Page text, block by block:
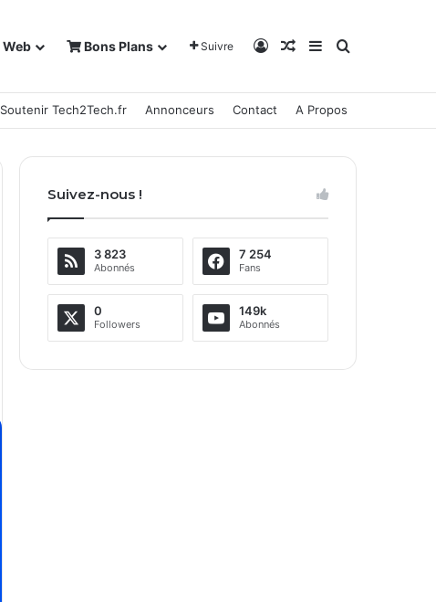
Web Bons Plans Suivre Connexion
Article Aléatoire
Sidebar (barre
Rechercher
Soutenir Tech2Tech.fr Annonceurs Contact A Propos
Suivez-nous !
3 823
Abonnés
7 254
Fans
0
Followers
149k
Abonnés